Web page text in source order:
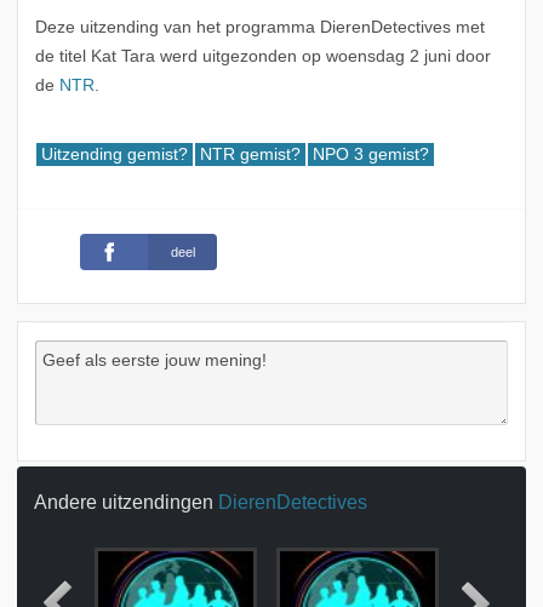
Deze uitzending van het programma DierenDetectives met
de titel Kat Tara werd uitgezonden op woensdag 2 juni door
de NTR.
Uitzending gemist? NTR gemist? NPO 3 gemist?
deel
Andere uitzendingen DierenDetectives